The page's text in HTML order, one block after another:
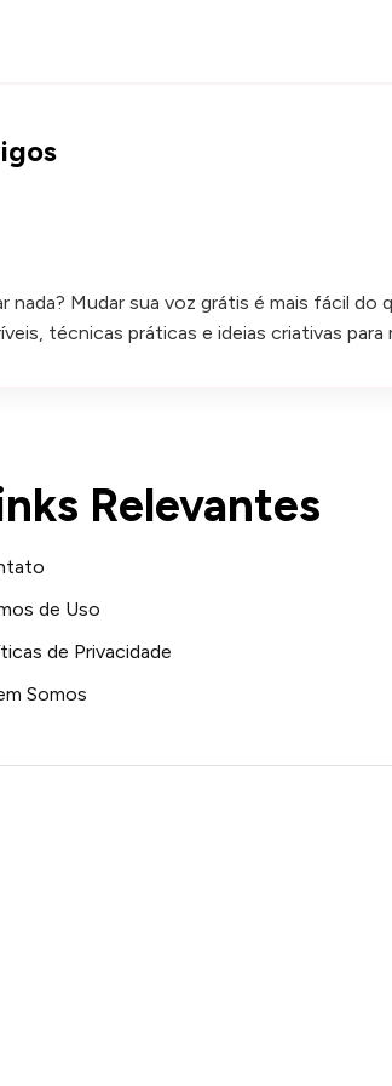
Mudar sua voz grátis é mais fácil
técnicas práticas e ideias criativas
Relevantes
de Uso
de Privacidade
Somos